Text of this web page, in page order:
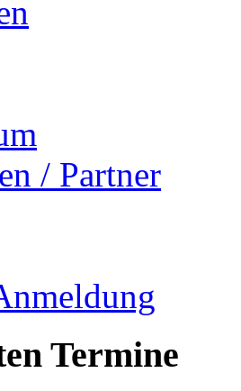
/ Partner
Termine